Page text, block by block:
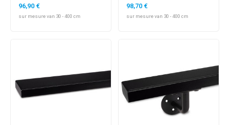
96,90 €
sur mesure van 30 - 400 cm
98,70 €
sur mesure van 30 - 400 cm